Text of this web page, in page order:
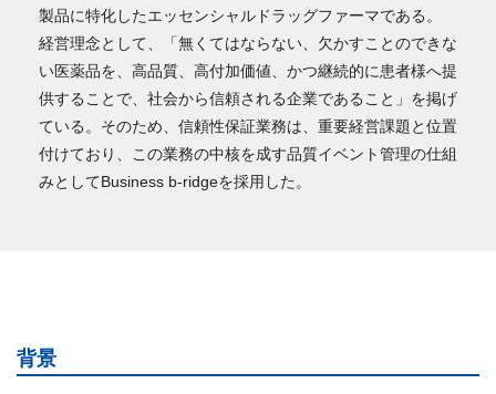
製品に特化したエッセンシャルドラッグファーマである。
経営理念として、「無くてはならない、欠かすことのできな
い医薬品を、高品質、高付加価値、かつ継続的に患者様へ提
供することで、社会から信頼される企業であること」を掲げ
ている。そのため、信頼性保証業務は、重要経営課題と位置
付けており、この業務の中核を成す品質イベント管理の仕組
みとしてBusiness b-ridgeを採用した。
背景